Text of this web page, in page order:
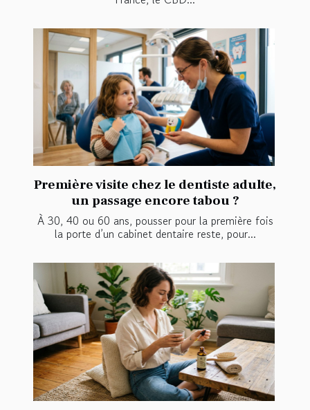
Première visite chez le dentiste adulte,
un passage encore tabou ?
À 30, 40 ou 60 ans, pousser pour la première fois
la porte d’un cabinet dentaire reste, pour...